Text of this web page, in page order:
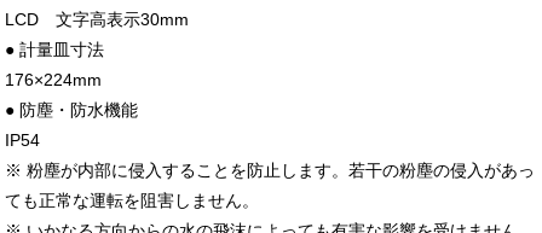
LCD 文字高表示30mm
● 計量皿寸法
176×224mm
● 防塵・防水機能
IP54
※ 粉塵が内部に侵入することを防止します。若干の粉塵の侵入があっ
ても正常な運転を阻害しません。